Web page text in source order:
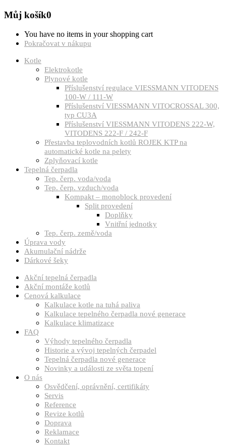
Můj košík0
You have no items in your shopping cart
Pokračovat v nákupu
Kotle
Elektrokotle
Plynové kotle
Příslušenství regulace VIESSMANN VITODENS
100-W / 111-W
Příslušenství VIESSMANN VITOCROSSAL 300,
typ CU3A
Příslušenství VIESSMANN VITODENS 222-W,
VITODENS 222-F / 242-F
Přestavba teplovodních kotlů ROJEK KTP na
automatické kotle na pelety
Zplyňovací kotle
Tepelná čerpadla
Tep. čerp. voda/voda
Tep. čerp. vzduch/voda
Kompakt – monoblock provedení
Split provedení
Doplňky
Vnitřní jednotky
Tep. čerp. země/voda
Úprava vody
Akumulační nádrže
Dárkové šeky
Akční tepelná čerpadla
Akční montáže kotlů
Cenová kalkulace
Kalkulace kotle na tuhá paliva
Kalkulace tepelného čerpadla nové generace
Kalkulace klimatizace
FAQ
Výhody tepelného čerpadla
Historie a vývoj tepelných čerpadel
Tepelná čerpadla nové generace
Novinky a události ze světa topení
O nás
Osvědčení, oprávnění, certifikáty
Servis
Reference
Revize kotlů
Doprava
Reklamace
Kontakt